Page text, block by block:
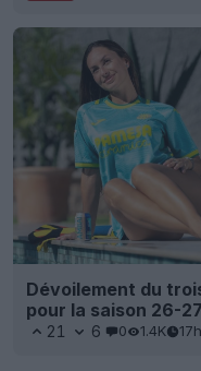
Dévoilement du
pour la saison 26-27
21 6 0 1.4K 17h